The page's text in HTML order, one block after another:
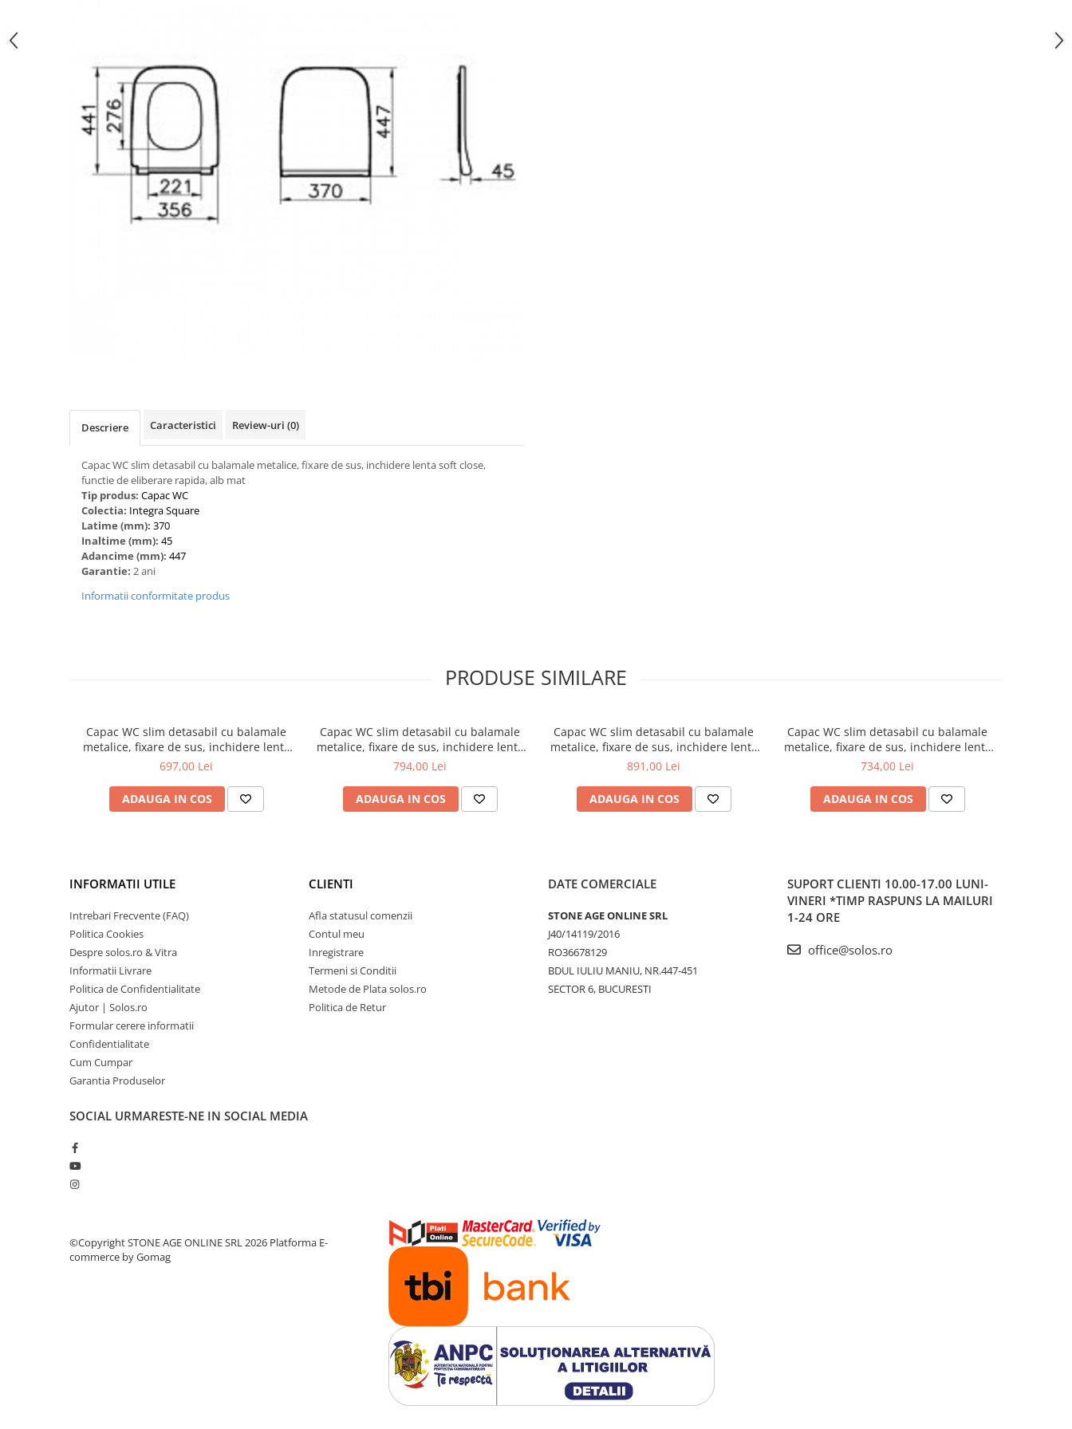
Descriere Caracteristici Review-uri (0)
Capac WC slim detasabil cu balamale metalice, fixare de sus, inchidere lenta soft close,
functie de eliberare rapida, alb mat
Tip produs: Capac WC
Colectia: Integra Square
Latime (mm): 370
Inaltime (mm): 45
Adancime (mm): 447
Garantie: 2 ani
Informatii conformitate produs
PRODUSE SIMILARE
Capac WC slim detasabil cu balamale
metalice, fixare de sus, inchidere lenta
soft close | 191-003-009
697,00 Lei
ADAUGA IN COS
Capac WC slim detasabil cu balamale
metalice, fixare de sus, inchidere lenta
soft close, alb mat | 191-001-009
794,00 Lei
ADAUGA IN COS
Capac WC slim detasabil cu balamale
metalice, fixare de sus, inchidere lenta
soft close, negru mat | 191-083-009
891,00 Lei
ADAUGA IN COS
Capac WC slim detasabil cu balamale
metalice, fixare de sus, inchidere lenta
soft close, functie de eliberare rapida |
734,00 Lei
ADAUGA IN COS
INFORMATII UTILE
Intrebari Frecvente (FAQ)
Politica Cookies
Despre solos.ro & Vitra
Informatii Livrare
Politica de Confidentialitate
Ajutor | Solos.ro
Formular cerere informatii
Confidentialitate
Cum Cumpar
Garantia Produselor
CLIENTI
Afla statusul comenzii
Contul meu
Inregistrare
Termeni si Conditii
Metode de Plata solos.ro
Politica de Retur
DATE COMERCIALE
STONE AGE ONLINE SRL
J40/14119/2016
RO36678129
BDUL IULIU MANIU, NR.447-451
SECTOR 6, BUCURESTI
SUPORT CLIENTI 10.00-17.00 LUNI-
VINERI *TIMP RASPUNS LA MAILURI
1-24 ORE
office@solos.ro
SOCIAL URMARESTE-NE IN SOCIAL MEDIA
©Copyright STONE AGE ONLINE SRL 2026 Platforma E-
commerce by Gomag